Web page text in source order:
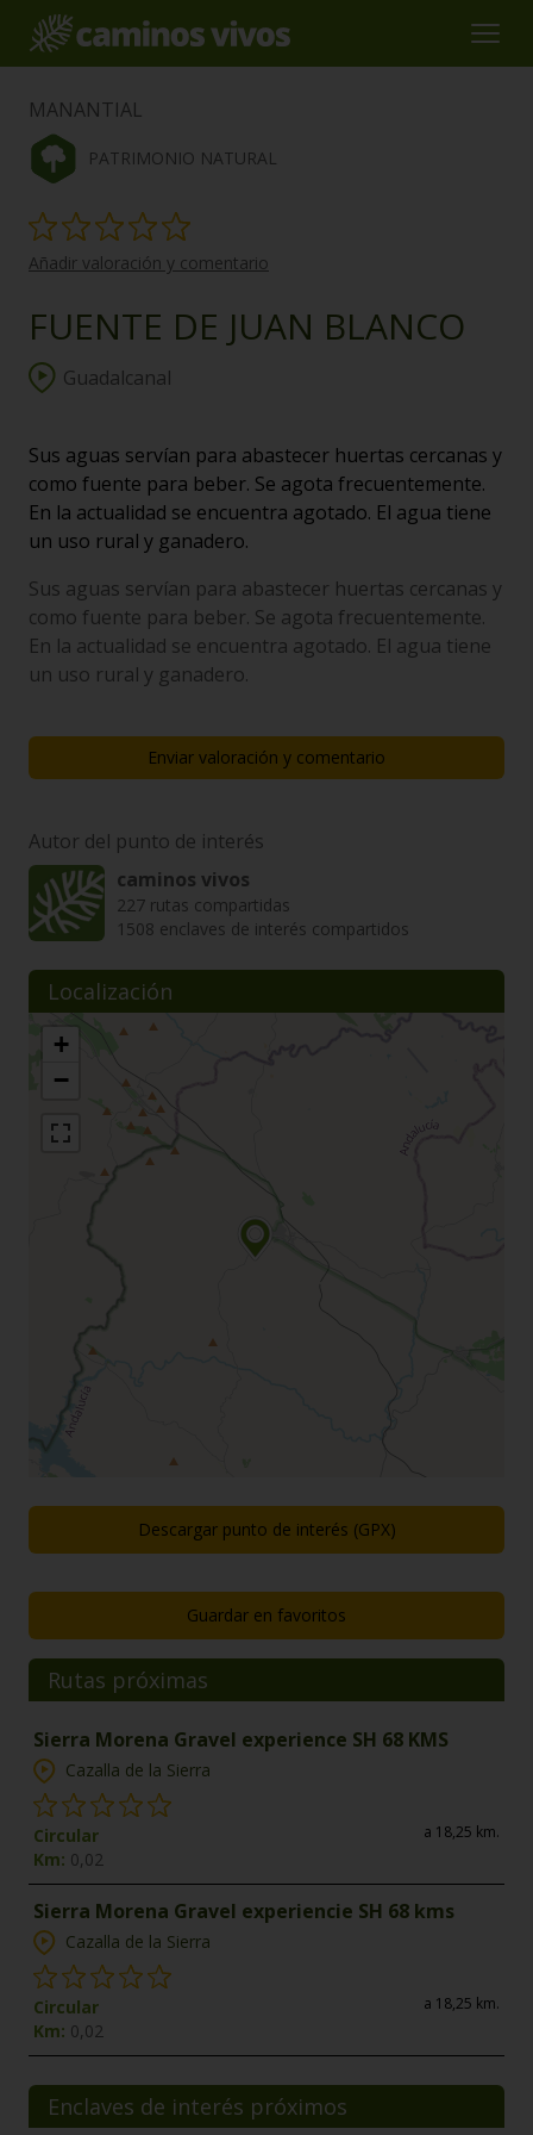
MANANTIAL
PATRIMONIO NATURAL
Añadir valoración y comentario
FUENTE DE JUAN BLANCO
Guadalcanal
Sus aguas servían para abastecer huertas cercanas y
como fuente para beber. Se agota frecuentemente.
En la actualidad se encuentra agotado. El agua tiene
un uso rural y ganadero.
Sus aguas servían para abastecer huertas cercanas y
como fuente para beber. Se agota frecuentemente.
En la actualidad se encuentra agotado. El agua tiene
un uso rural y ganadero.
Enviar valoración y comentario
Autor del punto de interés
caminos vivos
227 rutas compartidas
1508 enclaves de interés compartidos
Localización
+
−
Descargar punto de interés (GPX)
Guardar en favoritos
Rutas próximas
Sierra Morena Gravel experience SH 68 KMS
Cazalla de la Sierra
Circular
Km: 0,02
a 18,25 km.
Sierra Morena Gravel experiencie SH 68 kms
Cazalla de la Sierra
Circular
Km: 0,02
a 18,25 km.
Enclaves de interés próximos